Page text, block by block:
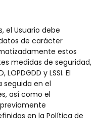
el Usuario debe
de carácter
estos
medidas de seguridad,
y LSSI. El
seguida en el
así como el
en la Política de